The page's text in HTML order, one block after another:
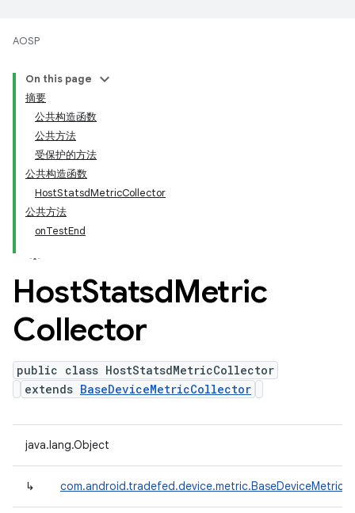
AOSP
On this page
摘要
公共构造函数
公共方法
受保护的方法
公共构造函数
HostStatsdMetricCollector
公共方法
onTestEnd
HostStatsdMetric
Collector
public class HostStatsdMetricCollector
extends BaseDeviceMetricCollector
java.lang.Object
↳